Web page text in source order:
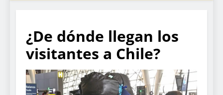
¿De dónde llegan los
visitantes a Chile?